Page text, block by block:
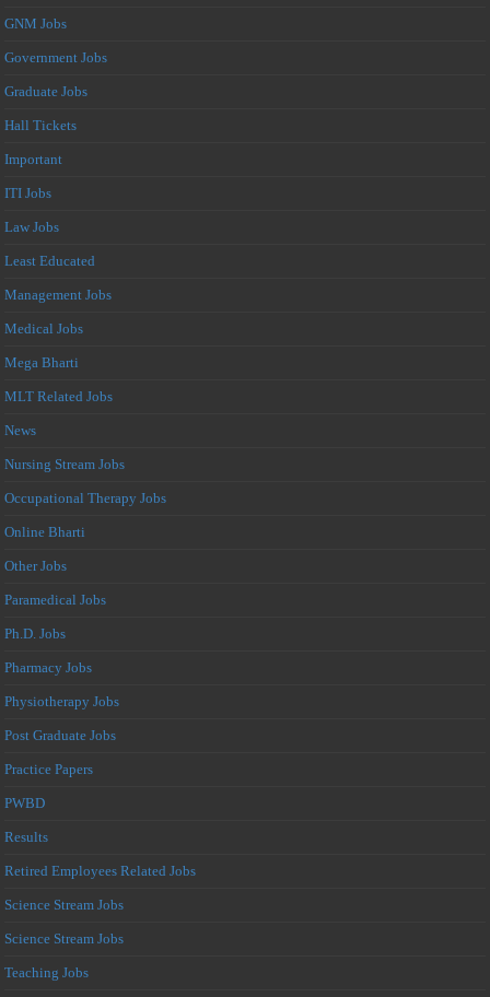
GNM Jobs
Government Jobs
Graduate Jobs
Hall Tickets
Important
ITI Jobs
Law Jobs
Least Educated
Management Jobs
Medical Jobs
Mega Bharti
MLT Related Jobs
News
Nursing Stream Jobs
Occupational Therapy Jobs
Online Bharti
Other Jobs
Paramedical Jobs
Ph.D. Jobs
Pharmacy Jobs
Physiotherapy Jobs
Post Graduate Jobs
Practice Papers
PWBD
Results
Retired Employees Related Jobs
Science Stream Jobs
Science Stream Jobs
Teaching Jobs